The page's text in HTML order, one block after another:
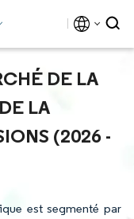
DE LA
LA
(2026 -
est segmenté par